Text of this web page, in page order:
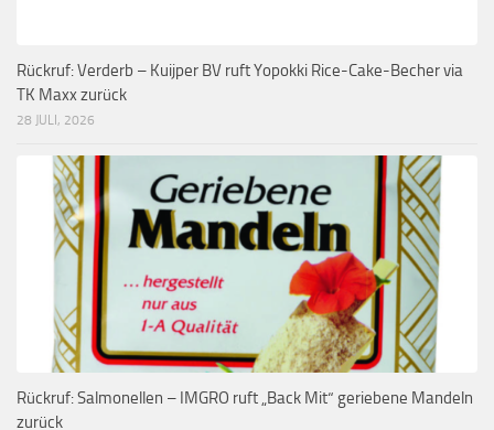
Rückruf: Verderb – Kuijper BV ruft Yopokki Rice-Cake-Becher via
TK Maxx zurück
28 JULI, 2026
Rückruf: Salmonellen – IMGRO ruft „Back Mit“ geriebene Mandeln
zurück